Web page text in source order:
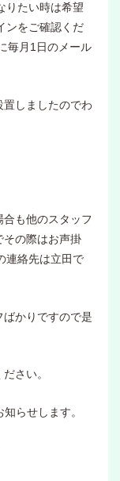
りたい時は希望
ンをご確認くだ
毎月1日のメール
置しましたのでわ
も他のスタッフ
その際はお声掛
連絡先は立田で
かりですので是
さい。
らせします。